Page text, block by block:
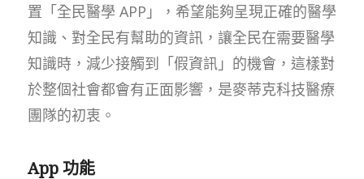
置「全民醫學 APP」，希望能夠呈現正確的醫學
知識、對全民有幫助的資訊，讓全民在需要醫學
知識時，減少接觸到「假資訊」的機會，這樣對
於整個社會都會有正面影響，是麥蒂克科技醫療
團隊的初衷。
App 功能